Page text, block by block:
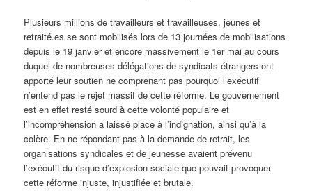
Plusieurs millions de travailleurs et travailleuses, jeunes et
retraité.es se sont mobilisés lors de 13 journées de mobilisations
depuis le 19 janvier et encore massivement le 1er mai au cours
duquel de nombreuses délégations de syndicats étrangers ont
apporté leur soutien ne comprenant pas pourquoi l’exécutif
n’entend pas le rejet massif de cette réforme. Le gouvernement
est en effet resté sourd à cette volonté populaire et
l’incompréhension a laissé place à l’indignation, ainsi qu’à la
colère. En ne répondant pas à la demande de retrait, les
organisations syndicales et de jeunesse avaient prévenu
l’exécutif du risque d’explosion sociale que pouvait provoquer
cette réforme injuste, injustifiée et brutale.